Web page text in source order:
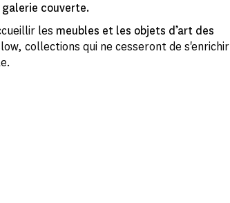
galerie couverte.
les meubles et les objets d’art des
collections qui ne cesseront de s'enrichir